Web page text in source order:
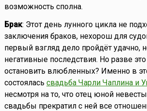
возможность сполна.
Брак: Этот день лунного цикла не
заключения браков, нехорош для
первый взгляд дело пройдёт удачно,
негативные последствия. Но разве
остановить влюбленных? Именно в
состоялась свадьба Чарли Чаплина и
несмотря на то, что отец юной
свадьбы прекратил с ней все